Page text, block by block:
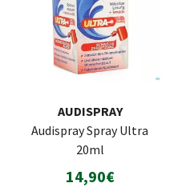
AUDISPRAY
Audispray Spray Ultra
20ml
14,90€